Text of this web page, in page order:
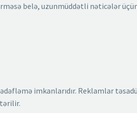
belə, uzunmüddətli nəticələr
imkanlarıdır. Reklamlar